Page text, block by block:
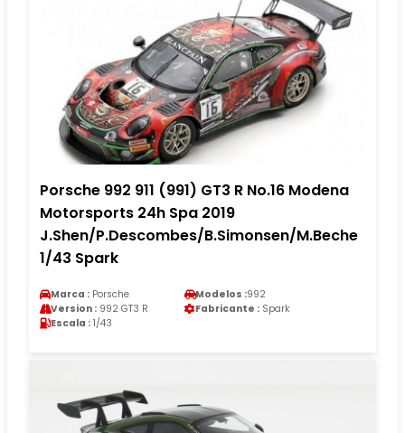
Porsche 992 911 (991) GT3 R No.16 Modena
Motorsports 24h Spa 2019
J.Shen/P.Descombes/B.Simonsen/M.Beche
1/43 Spark
Marca : Porsche Modelos :992
Version : 992 GT3 R Fabricante : Spark
Escala : 1/43